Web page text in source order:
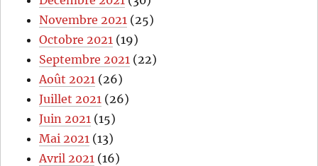
Novembre 2021 (25)
Octobre 2021 (19)
Septembre 2021 (22)
Août 2021 (26)
Juillet 2021 (26)
Juin 2021 (15)
Mai 2021 (13)
Avril 2021 (16)